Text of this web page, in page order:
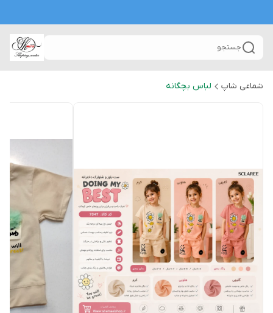
جستجو
شماعی شاپ لباس بچگانه